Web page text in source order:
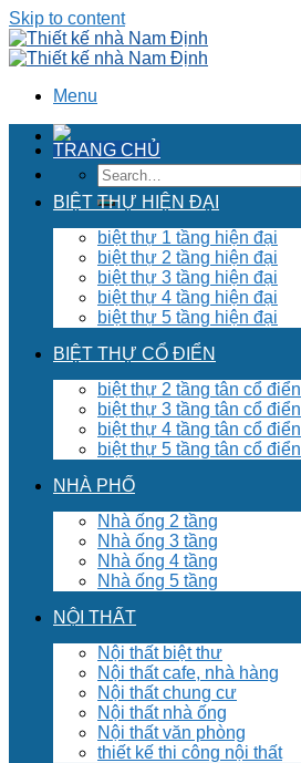
Skip to content
Menu
TRANG CHỦ
BIỆT THỰ HIỆN ĐẠI
biệt thự 1 tầng hiện đại
biệt thự 2 tầng hiện đại
biệt thự 3 tầng hiện đại
biệt thự 4 tầng hiện đại
biệt thự 5 tầng hiện đại
BIỆT THỰ CỔ ĐIỂN
biệt thự 2 tầng tân cổ điển
biệt thự 3 tầng tân cổ điển
biệt thự 4 tầng tân cổ điển
biệt thự 5 tầng tân cổ điển
NHÀ PHỐ
Nhà ống 2 tầng
Nhà ống 3 tầng
Nhà ống 4 tầng
Nhà ống 5 tầng
NỘI THẤT
Nội thất biệt thư
Nội thất cafe, nhà hàng
Nội thất chung cư
Nội thất nhà ống
Nội thất văn phòng
thiết kế thi công nội thất